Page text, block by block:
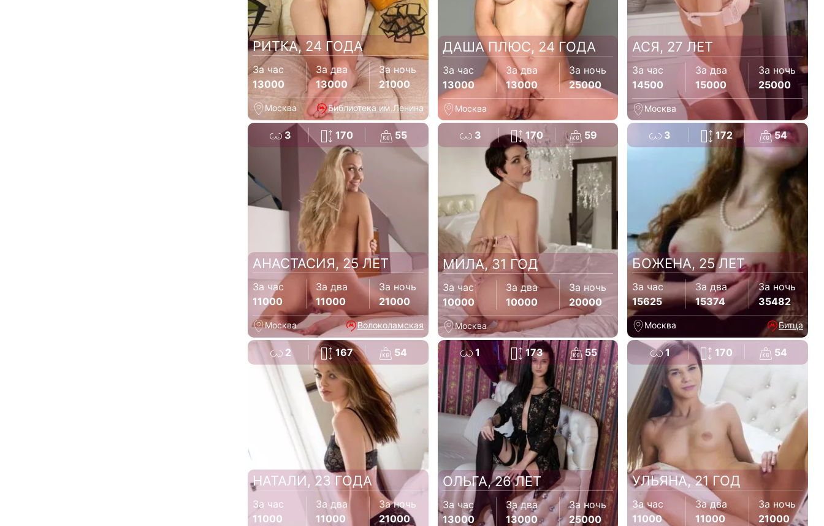
РИТКА, 24 ГОДА
За час
13000
За два
13000
За ночь
21000
Москва Библиотека им.Ленина
ДАША ПЛЮС, 24 ГОДА
За час
13000
За два
13000
За ночь
25000
Москва
АСЯ, 27 ЛЕТ
За час
14500
За два
15000
За ночь
25000
Москва
3 170 55
АНАСТАСИЯ, 25 ЛЕТ
За час
11000
За два
11000
За ночь
21000
Москва Волоколамская
3 170 59
МИЛА, 31 ГОД
За час
10000
За два
10000
За ночь
20000
Москва
3 172 54
БОЖЕНА, 25 ЛЕТ
За час
15625
За два
15374
За ночь
35482
Москва Битца
2 167 54
НАТАЛИ, 23 ГОДА
За час
11000
За два
11000
За ночь
21000
1 173 55
ОЛЬГА, 26 ЛЕТ
За час
13000
За два
13000
За ночь
25000
1 170 54
УЛЬЯНА, 21 ГОД
За час
11000
За два
11000
За ночь
21000